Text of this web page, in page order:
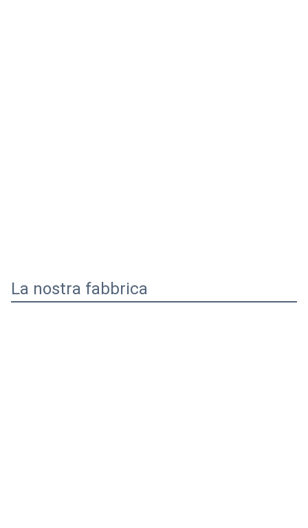
La nostra fabbrica